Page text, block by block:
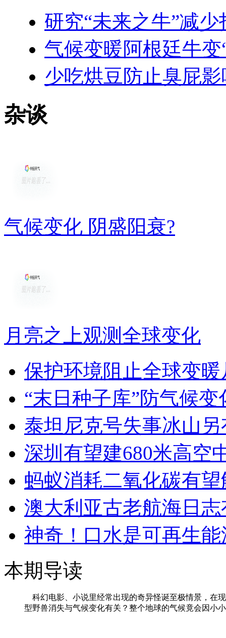
研究“未来之牛”减
气候变暖阿根廷牛变
少吃烘豆防止臭屁
杂谈
气候变化 阴盛阳衰?
月亮之上观测全球变化
保护环境阻止全球变
“末日种子库”防气候变
泰坦尼克号失事冰山另
深圳有望建680米高空
蚂蚁消耗二氧化碳有
澳大利亚古老航海日
神奇！口水是可再生能
本期导读
科幻电影、小说里经常出现的奇异怪诞至极情景，在
型野兽消失与气候变化有关？整个地球的气候竟会因